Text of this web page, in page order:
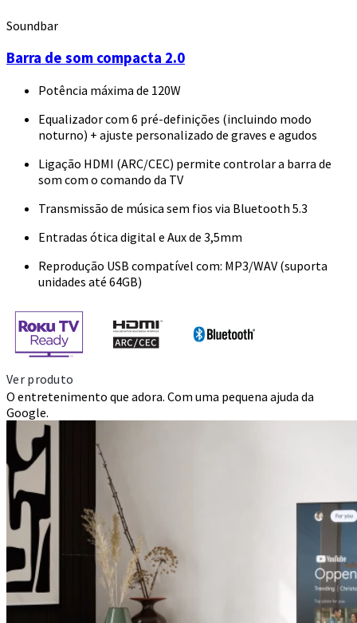
Soundbar
Barra de som compacta 2.0
Potência máxima de 120W
Equalizador com 6 pré-definições (incluindo modo
noturno) + ajuste personalizado de graves e agudos
Ligação HDMI (ARC/CEC) permite controlar a barra de
som com o comando da TV
Transmissão de música sem fios via Bluetooth 5.3
Entradas ótica digital e Aux de 3,5mm
Reprodução USB compatível com: MP3/WAV (suporta
unidades até 64GB)
Ver produto
O entretenimento que adora. Com uma pequena ajuda da
Google.